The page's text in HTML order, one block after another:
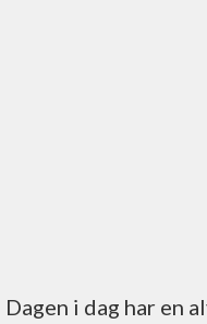
Dagen i dag har en